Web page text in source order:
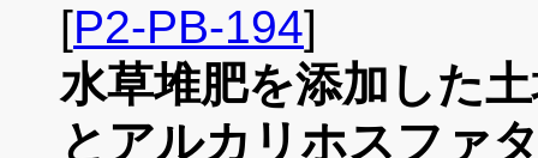
[P2-PB-194]
水草堆肥を添加した
とアルカリホスファ